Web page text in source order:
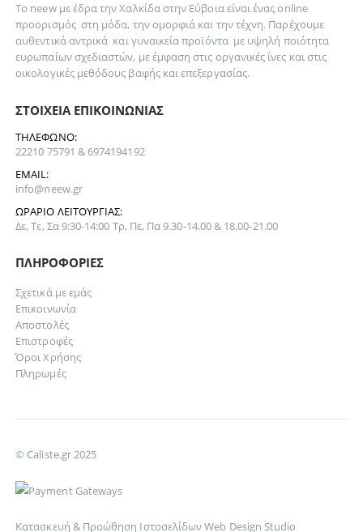
Το neew με έδρα την Xαλκίδα στην Εύβοια είναι ένας online
προορισμός στη μόδα, τηνομορφιά και τηντέχνη. Παρέχουμε
αυθεντικάαντρικά καιγυναικείαπροϊόντα με υψηλή ποιότητα
ευρωπαίων σχεδιαστών, με έμφαση στις οργανικές ίνες και στις
οικολογικές μεθόδους βαφής και επεξεργασίας.
ΣΤΟΙΧΕΊΑ ΕΠΙΚΟΙΝΩΝΊΑΣ
ΤΗΛΈΦΩΝΟ:
22210 75791 & 6974194192
EMAIL:
info@neew.gr
ΩΡΆΡΙΟ ΛΕΙΤΟΥΡΓΊΑΣ:
Δε, Τε, Σα 9:30-14:00 Τρ, Πε, Πα 9.30-14.00 & 18.00-21.00
ΠΛΗΡΟΦΟΡΊΕΣ
Σχετικά με εμάς
Επικοινωνία
Αποστολές
Επιστροφές
Όροι Χρήσης
Πληρωμές
© Caliste.gr 2025
Κατασκευή & Προώθηση Ιστοσελίδων Web Design Studio